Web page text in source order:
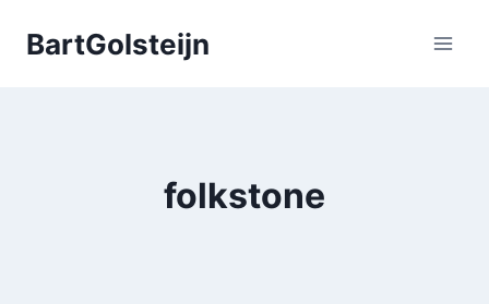
naarBartGolsteijn
folkstone